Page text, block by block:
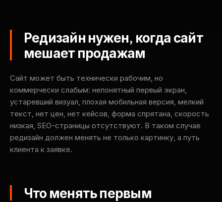
Редизайн нужен, когда сайт
мешает продажам
Сайт может быть технически рабочим, но
коммерчески слабым: непонятный первый экран,
устаревший визуал, плохая мобильная версия, мелкий
текст, нет цен, нет кейсов, форма спрятана, скорость
низкая, SEO-страницы отсутствуют. В таком случае
редизайн должен менять не только картинку, а путь
клиента к заявке.
Что менять первым